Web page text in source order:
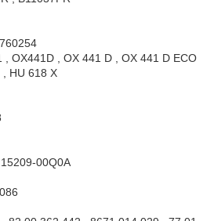
, OX441D , OX 441 D , OX 441 D ECO
, HU 618 X
00Q0A